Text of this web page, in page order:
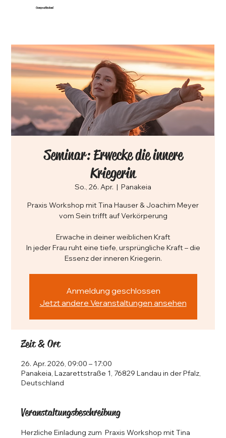
CampusNeuland
Seminar: Erwecke die innere
Kriegerin
So., 26. Apr.
  |
Panakeia
Praxis Workshop mit Tina Hauser & Joachim Meyer
vom Sein trifft auf Verkörperung
Erwache in deiner weiblichen Kraft
In jeder Frau ruht eine tiefe, ursprüngliche Kraft – die
Anmeldung geschlossen
Jetzt andere Veranstaltungen ansehen
Zeit & Ort
26. Apr. 2026, 09:00 – 17:00
Panakeia, Lazarettstraße 1, 76829 Landau in der Pfalz,
Deutschland
Veranstaltungsbeschreibung
Herzliche Einladung zum  Praxis Workshop mit Tina